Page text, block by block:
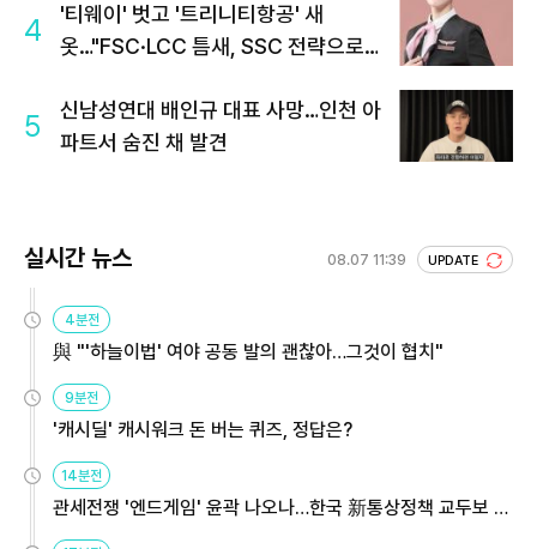
4
'티웨이' 벗고 '트리니티항공' 새
옷…"FSC·LCC 틈새, SSC 전략으로
5
신남성연대 배인규 대표 사망…인천 아
파트서 숨진 채 발견
실시간 뉴스 08.07 11:39 UPDATE
4분전
與 "'하늘이법' 여야 공동 발의 괜찮아…그것이 협치"
9분전
'캐시딜' 캐시워크 돈 버는 퀴즈, 정답은?
14분전
관세전쟁 '엔드게임' 윤곽 나오나…한국 新통상정책 교두보 활
용해야